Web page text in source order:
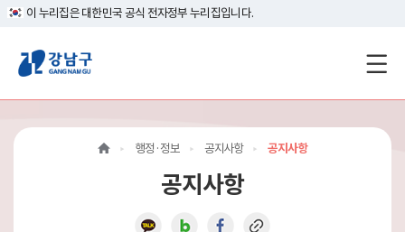
이 누리집은 대한민국 공식 전자정부 누리집입니다.
강
남
구
행정·정보 공지사항 공지사항
공지사항